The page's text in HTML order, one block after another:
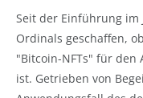
Seit der Einführung im
Ordinals geschaffen,
"Bitcoin-NFTs" für den
ist. Getrieben von